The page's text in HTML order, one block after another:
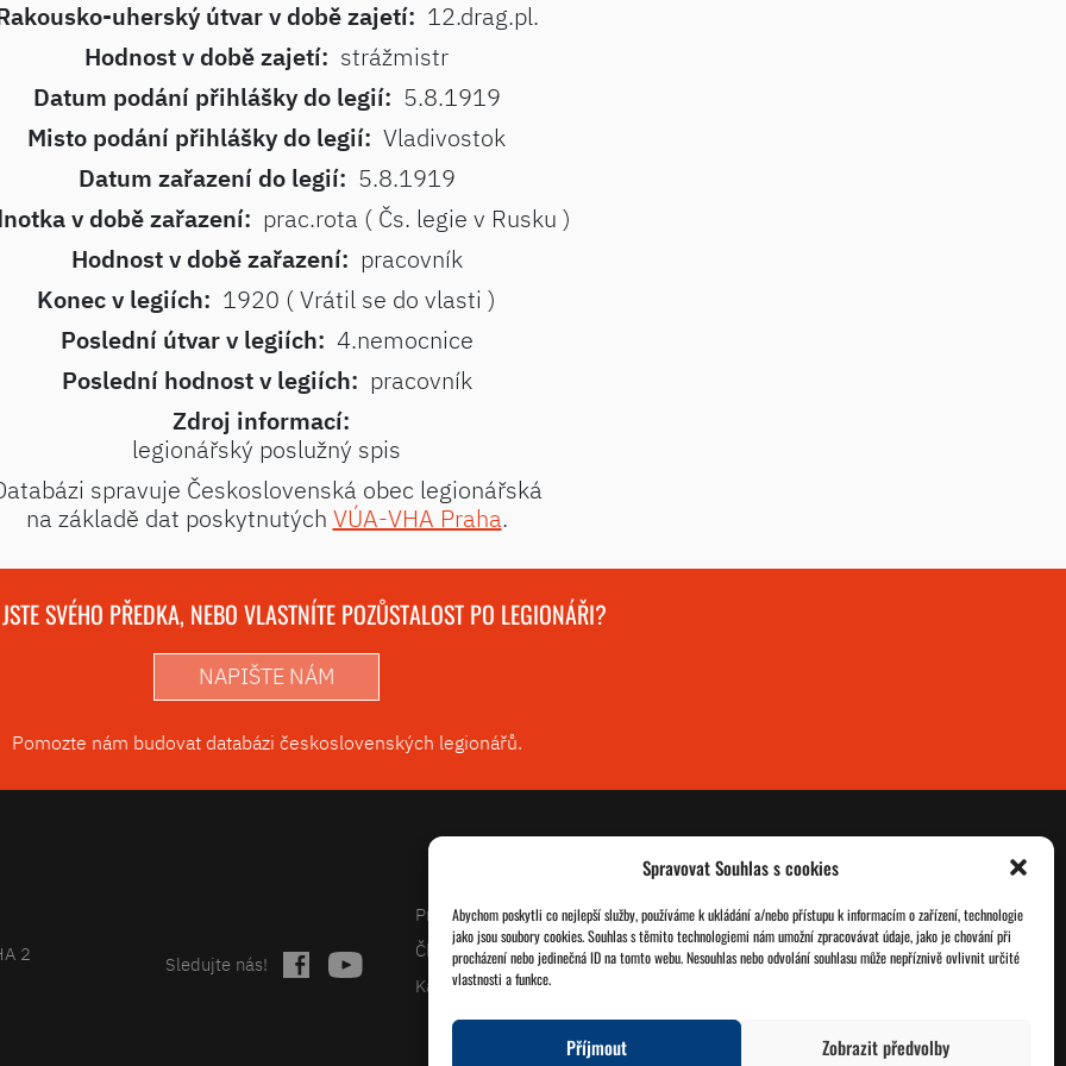
Spravovat Souhlas s cookies
Abychom poskytli co nejlepší služby, používáme k ukládání a/nebo přístupu k informacím o zařízení, technologie
jako jsou soubory cookies. Souhlas s těmito technologiemi nám umožní zpracovávat údaje, jako je chování při
procházení nebo jedinečná ID na tomto webu. Nesouhlas nebo odvolání souhlasu může nepříznivě ovlivnit určité
vlastnosti a funkce.
Příjmout Zobrazit předvolby
uherský útvar v době zajetí: 12.drag.pl.
Hodnost v době zajetí: strážmistr
Datum podání přihlášky do legií: 5.8.1919
Misto podání přihlášky do legií: Vladivostok
Datum zařazení do legií: 5.8.1919
v době zařazení: prac.rota ( Čs. legie v Rusku )
Hodnost v době zařazení: pracovník
Konec v legiích: 1920 ( Vrátil se do vlasti )
Poslední útvar v legiích: 4.nemocnice
Poslední hodnost v legiích: pracovník
Zdroj informací:
legionářský poslužný spis
spravuje Československá obec legionářská
na základě dat poskytnutých VÚA-VHA Praha.
SVÉHO PŘEDKA, NEBO VLASTNÍTE POZŮSTALOST PO LEGIONÁŘI?
NAPIŠTE NÁM
Pomozte nám budovat databázi československých legionářů.
2 Sledujte nás!
Projekty
Články
Kalendář
O nás
Jednoty ČSOL
Databáze legionářů
Pro členy